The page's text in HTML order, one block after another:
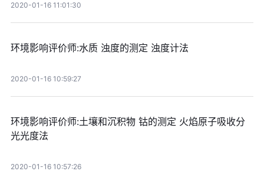
2020-01-16 11:01:30
环境影响评价师:水质 浊度的测定 浊度计法
2020-01-16 10:59:27
环境影响评价师:土壤和沉积物 钴的测定 火焰原子吸收分
光光度法
2020-01-16 10:57:26